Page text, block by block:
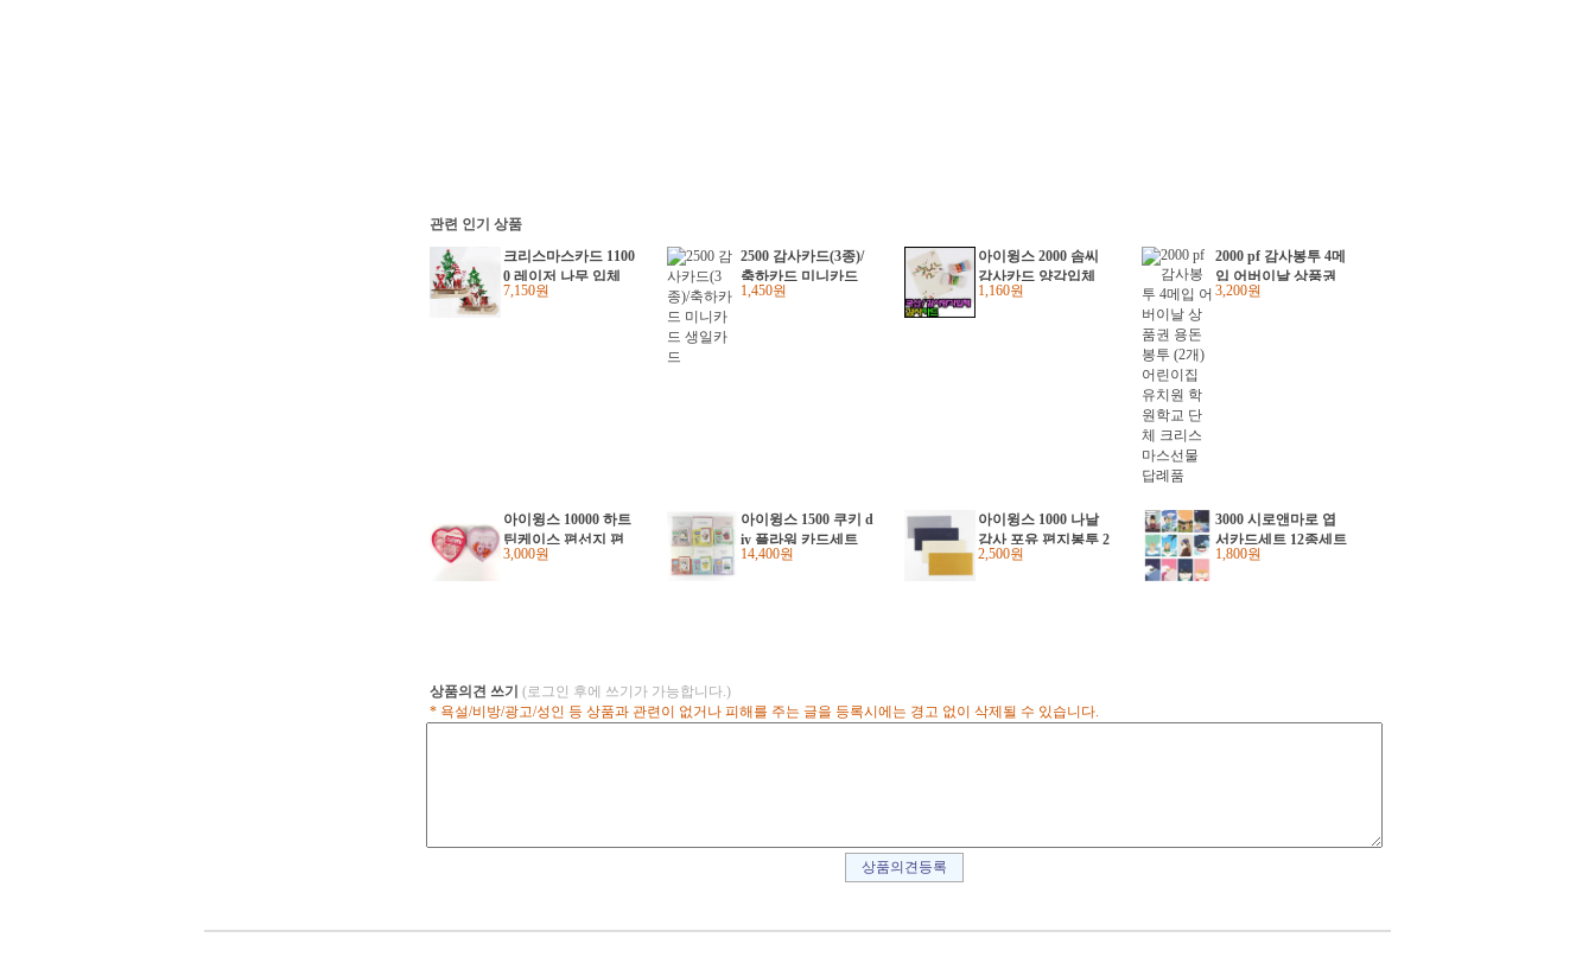
관련 인기 상품
크리스마스카드 1100
0 레이저 나무 입체
장식카드 산타 눈사
7,150원
2500 감사카드(3종)/
축하카드 미니카드
생일카드
1,450원
아이윙스 2000 솜씨
감사카드 양각입체
사랑감사축하 (3개)
1,160원
2000 pf 감사봉투 4메
입 어버이날 상품권
용돈봉투 (2개) 어린
3,200원
아이윙스 10000 하트
틴케이스 편선지 편
지지세트 다용도케이
3,000원
아이윙스 1500 쿠키 d
iy 플라워 카드세트
입체카드만들기 (24
14,400원
아이윙스 1000 나날
감사 포유 편지봉투 2
매입 (6개)
2,500원
3000 시로앤마로 엽
서카드세트 12종세트
(2개)
1,800원
상품의견 쓰기 (로그인 후에 쓰기가 가능합니다.)
* 욕설/비방/광고/성인 등 상품과 관련이 없거나 피해를 주는 글을 등록시에는 경고 없이 삭제될 수 있습니다.